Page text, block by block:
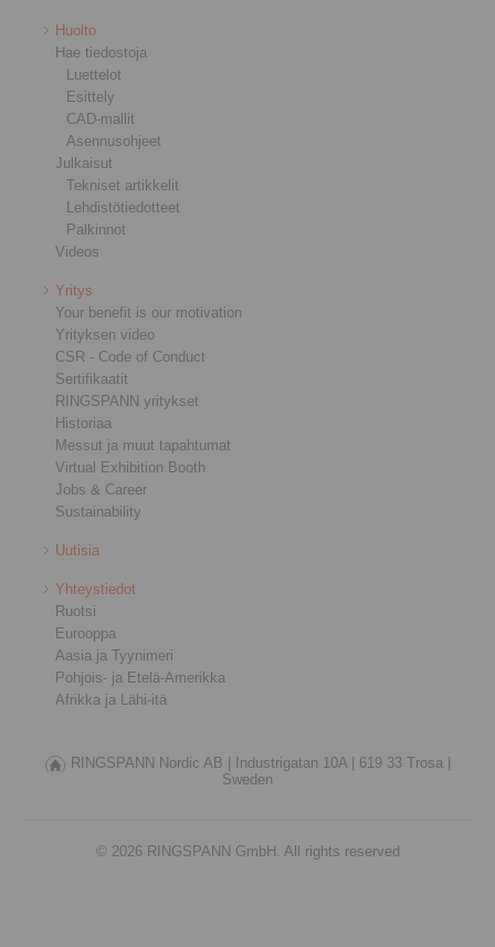
Huolto
Hae tiedostoja
Luettelot
Esittely
CAD-mallit
Asennusohjeet
Julkaisut
Tekniset artikkelit
Lehdistötiedotteet
Palkinnot
Videos
Yritys
Your benefit is our motivation
Yrityksen video
CSR - Code of Conduct
Sertifikaatit
RINGSPANN yritykset
Historiaa
Messut ja muut tapahtumat
Virtual Exhibition Booth
Jobs & Career
Sustainability
Uutisia
Yhteystiedot
Ruotsi
Eurooppa
Aasia ja Tyynimeri
Pohjois- ja Etelä-Amerikka
Afrikka ja Lähi-itä
RINGSPANN Nordic AB | Industrigatan 10A |
619 33 Trosa |
Sweden
© 2026 RINGSPANN GmbH. All rights reserved